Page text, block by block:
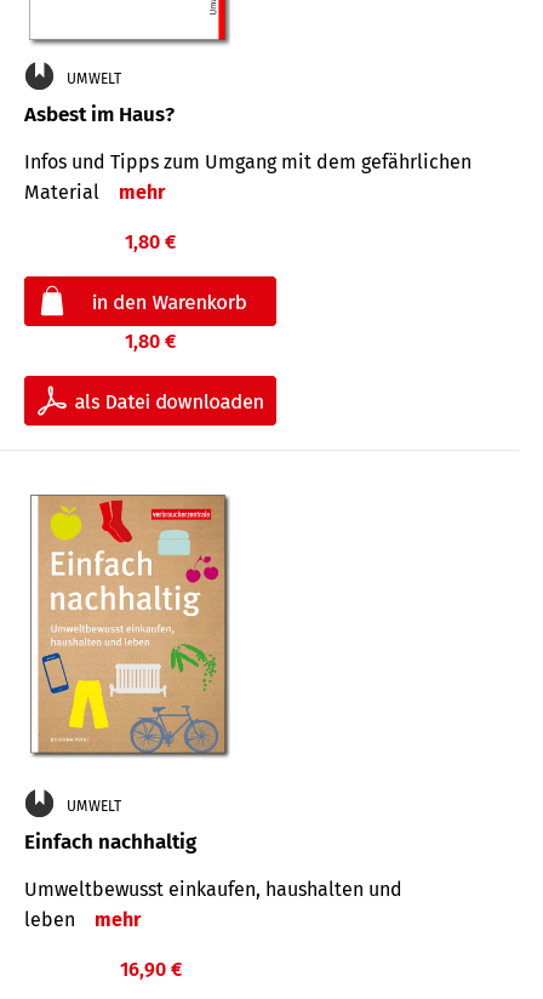
UMWELT
Asbest im Haus?
Infos und Tipps zum Um­gang mit dem ge­fähr­lichen
Mate­rial
mehr
1,80 €
1,80 €
UMWELT
Einfach nachhaltig
Umweltbewusst einkaufen, haushalten und
leben
mehr
16,90 €